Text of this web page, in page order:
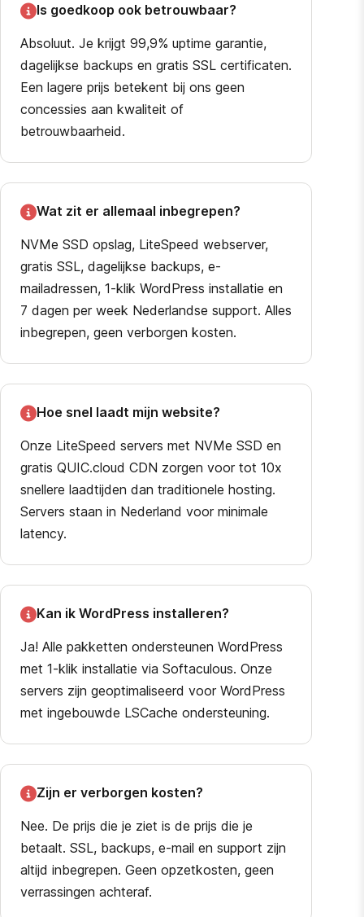
Is goedkoop ook betrouwbaar?
Absoluut. Je krijgt 99,9% uptime garantie,
dagelijkse backups en gratis SSL certificaten.
Een lagere prijs betekent bij ons geen
concessies aan kwaliteit of
betrouwbaarheid.
Wat zit er allemaal inbegrepen?
NVMe SSD opslag, LiteSpeed webserver,
gratis SSL, dagelijkse backups, e-
mailadressen, 1-klik WordPress installatie en
7 dagen per week Nederlandse support. Alles
inbegrepen, geen verborgen kosten.
Hoe snel laadt mijn website?
Onze LiteSpeed servers met NVMe SSD en
gratis QUIC.cloud CDN zorgen voor tot 10x
snellere laadtijden dan traditionele hosting.
Servers staan in Nederland voor minimale
latency.
Kan ik WordPress installeren?
Ja! Alle pakketten ondersteunen WordPress
met 1-klik installatie via Softaculous. Onze
servers zijn geoptimaliseerd voor WordPress
met ingebouwde LSCache ondersteuning.
Zijn er verborgen kosten?
Nee. De prijs die je ziet is de prijs die je
betaalt. SSL, backups, e-mail en support zijn
altijd inbegrepen. Geen opzetkosten, geen
verrassingen achteraf.